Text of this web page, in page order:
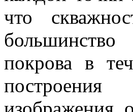
что
большинство
покрова в